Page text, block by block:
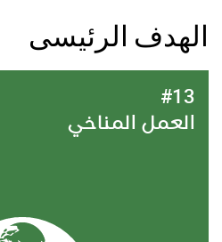
الهدف الرئيسى
#13
العمل المناخي